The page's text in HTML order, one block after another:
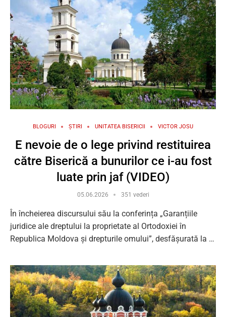
BLOGURI ȘTIRI UNITATEA BISERICII VICTOR JOSU
E nevoie de o lege privind restituirea
către Biserică a bunurilor ce i-au fost
luate prin jaf (VIDEO)
05.06.2026 351 vederi
În încheierea discursului său la conferința „Garanțiile
juridice ale dreptului la proprietate al Ortodoxiei în
Republica Moldova și drepturile omului”, desfășurată la …